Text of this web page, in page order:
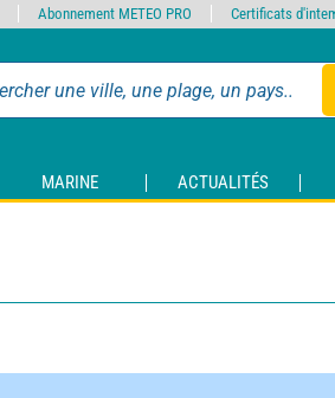
MARINE ACTUALITÉS
Abonnement METEO PRO Certificats